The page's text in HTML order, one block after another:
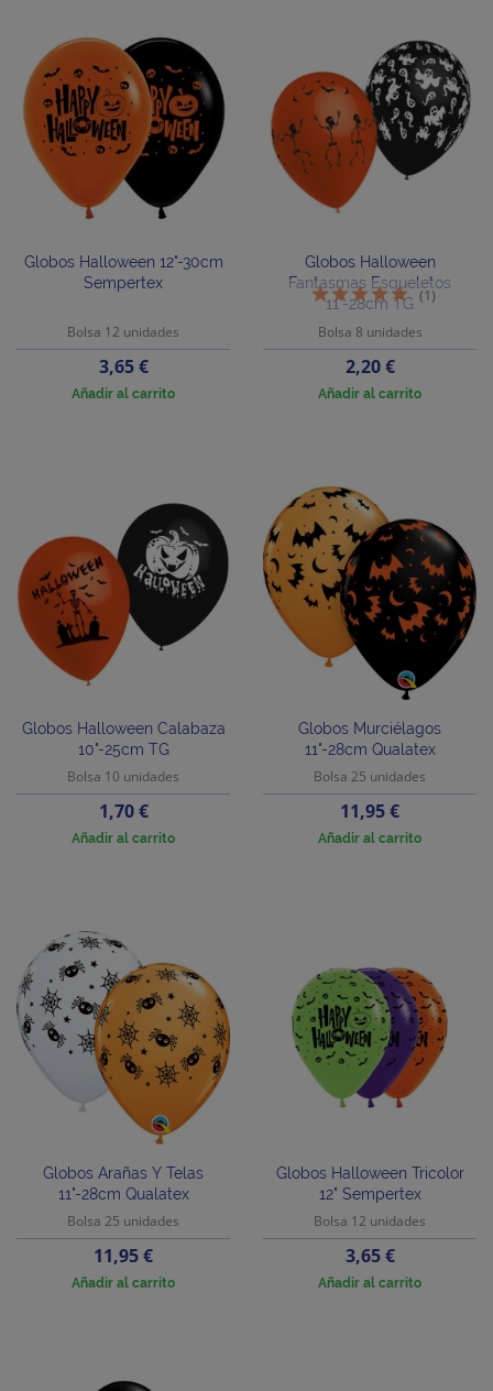
Globos Halloween 12"-30cm
Sempertex
Bolsa 12 unidades
Precio
3,65 €
Añadir al carrito
Globos Halloween
Fantasmas Esqueletos
11"-28cm TG
Bolsa 8 unidades
Precio
2,20 €
(1)
Añadir al carrito
Globos Halloween Calabaza
10"-25cm TG
Bolsa 10 unidades
Precio
1,70 €
Añadir al carrito
Globos Murciélagos
11"-28cm Qualatex
Bolsa 25 unidades
Precio
11,95 €
Añadir al carrito
Globos Arañas Y Telas
11"-28cm Qualatex
Bolsa 25 unidades
Precio
11,95 €
Añadir al carrito
Globos Halloween Tricolor
12" Sempertex
Bolsa 12 unidades
Precio
3,65 €
Añadir al carrito